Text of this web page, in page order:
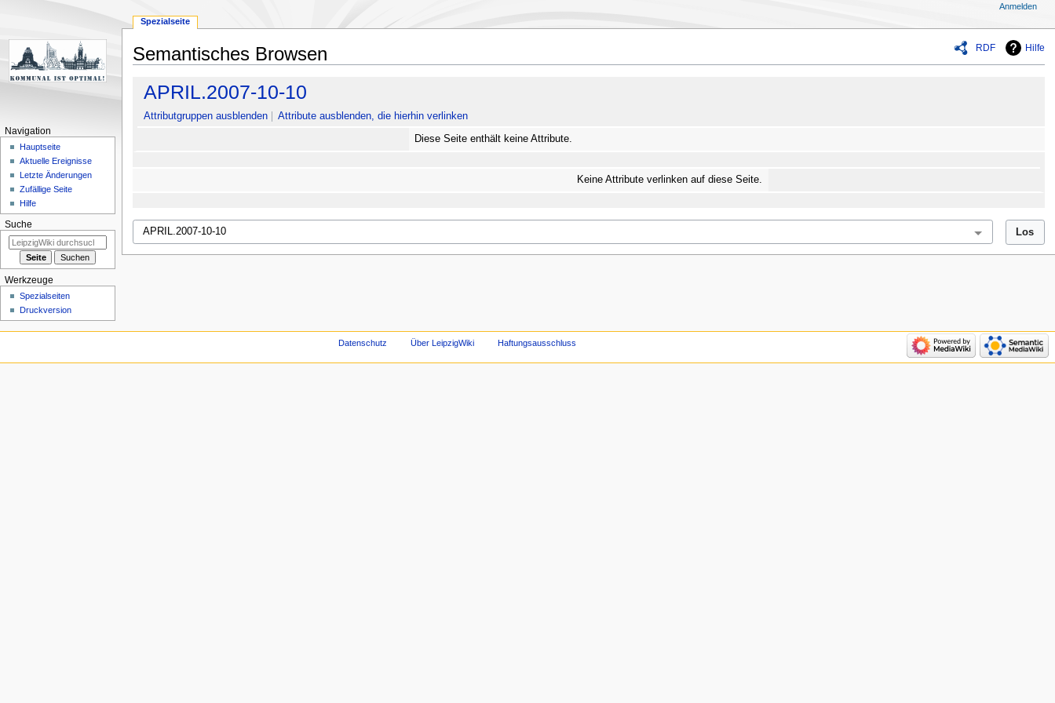
RDF Hilfe
Semantisches Browsen
Navigation
springen
Suche
springen
APRIL.2007-10-10
Attributgruppen ausblenden Attribute ausblenden, die hierhin verlinken
Diese Seite enthält keine Attribute.
Keine Attribute verlinken auf diese Seite.
Spezialseite
Anmelden
Navigation
Hauptseite
Aktuelle Ereignisse
Letzte Änderungen
Zufällige Seite
Hilfe
Suche
Werkzeuge
Spezialseiten
Druckversion
Datenschutz Über LeipzigWiki Haftungsausschluss